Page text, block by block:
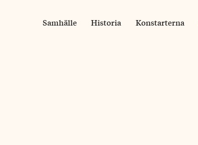
Samhälle Historia Konstarterna